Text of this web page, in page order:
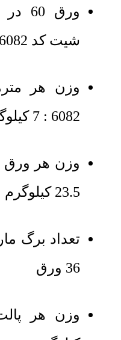
شیت کد 6082 نیز موجود است
وزن هر
6082 : 7 کیلوگرم
23.5 کیلوگرم
تعداد برگ
36 ورق